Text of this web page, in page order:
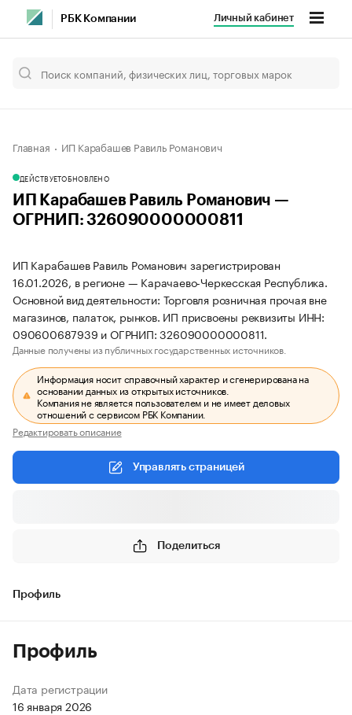
РБК Компании Личный кабинет
Главная ИП Карабашев Равиль Романович
ДЕЙСТВУЕТОБНОВЛЕНО
ИП Карабашев Равиль Романович —
ОГРНИП: 326090000000811
ИП Карабашев Равиль Романович зарегистрирован
16.01.2026, в регионе — Карачаево-Черкесская Республика.
Основной вид деятельности: Торговля розничная прочая вне
магазинов, палаток, рынков. ИП присвоены реквизиты ИНН:
090600687939 и ОГРНИП: 326090000000811.
Данные получены из публичных государственных источников.
Информация носит справочный характер и сгенерирована на
основании данных из открытых источников.
Компания не является пользователем и не имеет деловых
отношений с сервисом РБК Компании.
Редактировать описание
Управлять страницей
Поделиться
Профиль
Профиль
Дата регистрации
16 января 2026